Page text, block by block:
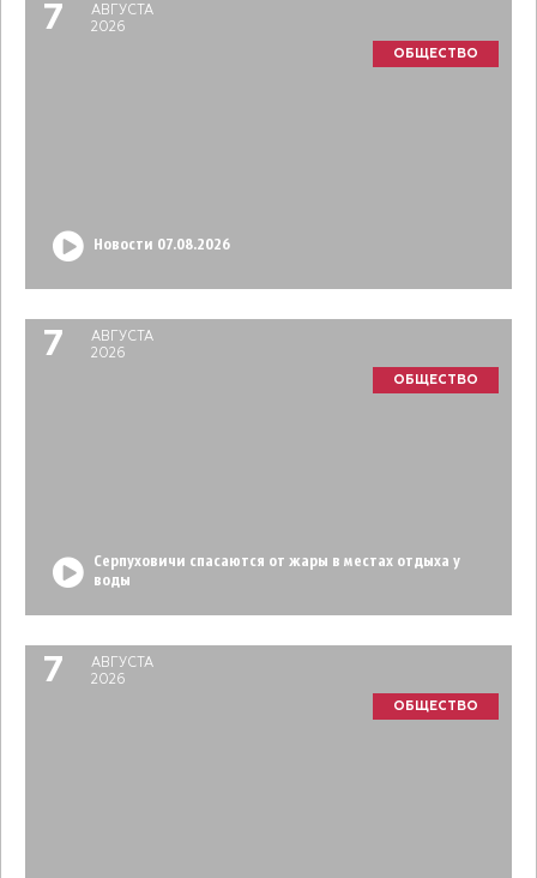
7
АВГУСТА
2026
ОБЩЕСТВО
Новости 07.08.2026
7
АВГУСТА
2026
ОБЩЕСТВО
Серпуховичи спасаются от жары в местах отдыха у
воды
7
АВГУСТА
2026
ОБЩЕСТВО